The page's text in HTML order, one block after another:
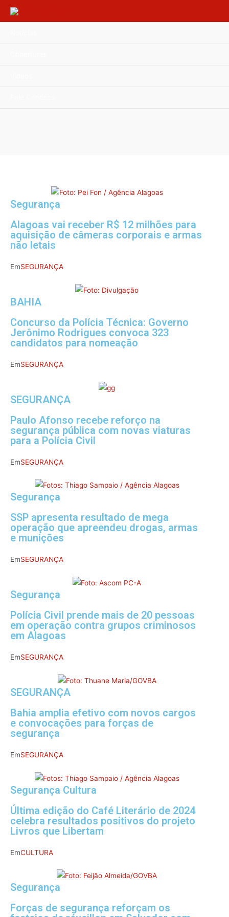
Segurança
Alagoas vai receber R$ 12 milhões para
aquisição de câmeras corporais e armas
não letais
EmSEGURANÇA
BAHIA
Concurso da Polícia Técnica: Governo
Jerônimo Rodrigues convoca 323
candidatos para nomeação
EmSEGURANÇA
SEGURANÇA
Paulo Afonso recebe reforço na
segurança pública com novas viaturas
para a Polícia Civil
EmSEGURANÇA
Segurança
SSP apresenta resultado de mega
operação que apreendeu drogas, armas
e munições
EmSEGURANÇA
Segurança
Polícia Civil prende mais de 20 pessoas
em operação contra grupos criminosos
em Alagoas
EmSEGURANÇA
SEGURANÇA
Bahia amplia efetivo com novos cargos
e convocações para forças de
segurança
EmSEGURANÇA
Segurança Cultura
Última edição do Café Literário de 2024
celebra resultados positivos do projeto
Livros que Libertam
EmCULTURA
Segurança
Forças de segurança reforçam os